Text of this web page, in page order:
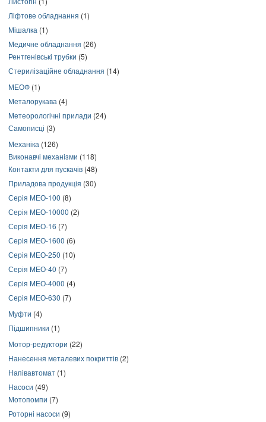
Ліфтове обладнання (1)
Мішалка (1)
Медичне обладнання (26)
Рентгенівські трубки (5)
Стерилізаційне обладнання (14)
МЕОФ (1)
Металорукава (4)
Метеорологічні прилади (24)
Самописці (3)
Механіка (126)
Виконавчі механізми (118)
Контакти для пускачів (48)
Приладова продукція (30)
Серія МЕО-100 (8)
Серія МЕО-10000 (2)
Серія МЕО-16 (7)
Серія МЕО-1600 (6)
Серія МЕО-250 (10)
Серія МЕО-40 (7)
Серія МЕО-4000 (4)
Серія МЕО-630 (7)
Муфти (4)
Підшипники (1)
Мотор-редуктори (22)
Нанесення металевих покриттів (2)
Напівавтомат (1)
Насоси (49)
Мотопомпи (7)
Роторні насоси (9)